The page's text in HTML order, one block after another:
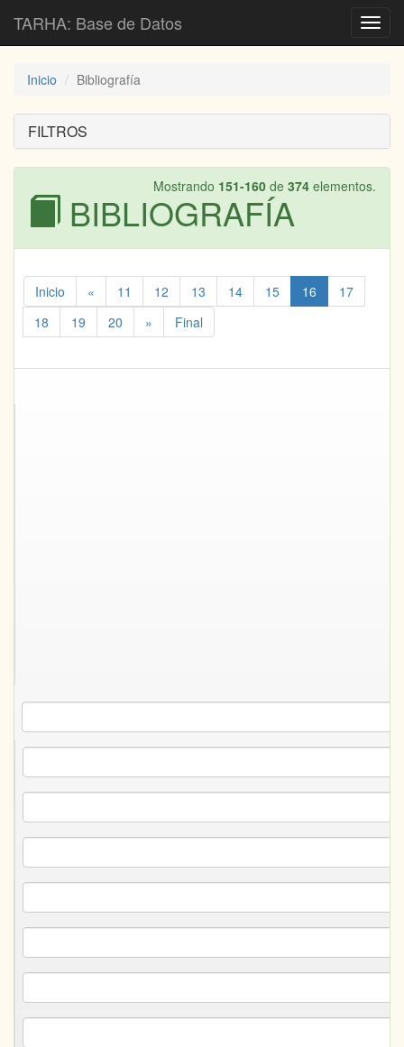
TARHA: Base de Datos
Inicio Bibliografía
FILTROS
Mostrando 151-160 de 374 elementos.
BIBLIOGRAFÍA
Inicio « 11 12 13 14 15 16
17
18
19 20 » Final